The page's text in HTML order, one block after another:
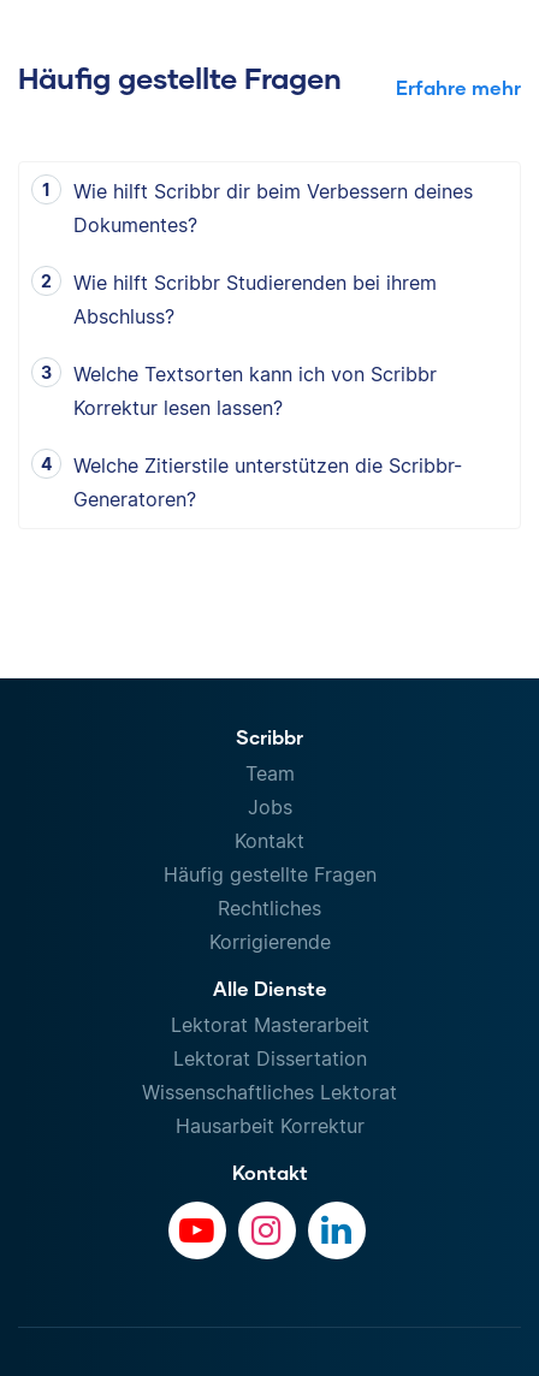
Häufig gestellte Fragen Erfahre mehr
Wie hilft Scribbr dir beim Verbessern deines
Dokumentes?
Wie hilft Scribbr Studierenden bei ihrem
Abschluss?
Welche Textsorten kann ich von Scribbr
Korrektur lesen lassen?
Welche Zitierstile unterstützen die Scribbr-
Generatoren?
Scribbr
Team
Jobs
Kontakt
Häufig gestellte Fragen
Rechtliches
Korrigierende
Alle Dienste
Lektorat Masterarbeit
Lektorat Dissertation
Wissenschaftliches Lektorat
Hausarbeit Korrektur
Kontakt